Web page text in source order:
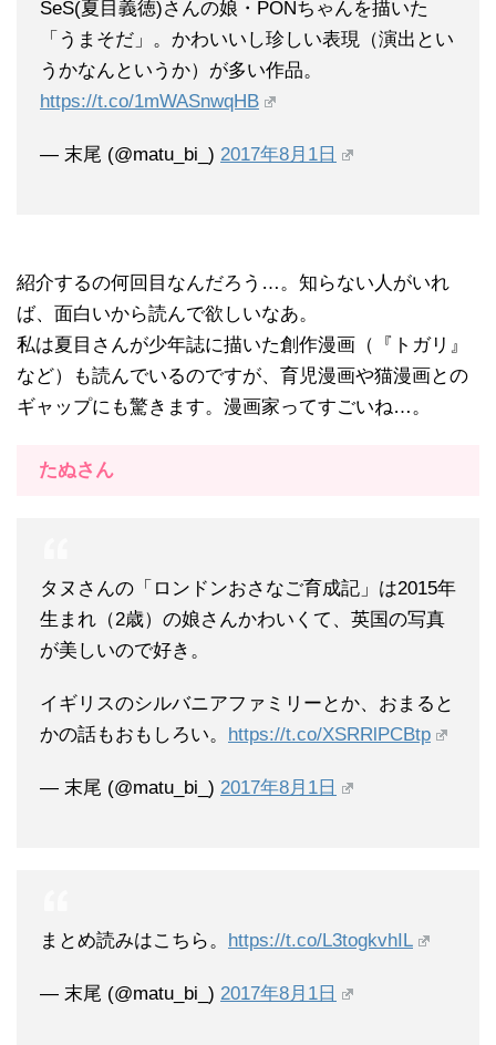
SeS(夏目義徳)さんの娘・PONちゃんを描いた
「うまそだ」。かわいいし珍しい表現（演出とい
うかなんというか）が多い作品。
https://t.co/1mWASnwqHB
— 末尾 (@matu_bi_) 2017年8月1日
紹介するの何回目なんだろう…。知らない人がいれ
ば、面白いから読んで欲しいなあ。
私は夏目さんが少年誌に描いた創作漫画（『トガリ』
など）も読んでいるのですが、育児漫画や猫漫画との
ギャップにも驚きます。漫画家ってすごいね…。
たぬさん
タヌさんの「ロンドンおさなご育成記」は2015年
生まれ（2歳）の娘さんかわいくて、英国の写真
が美しいので好き。
イギリスのシルバニアファミリーとか、おまると
かの話もおもしろい。 https://t.co/XSRRlPCBtp
— 末尾 (@matu_bi_) 2017年8月1日
まとめ読みはこちら。 https://t.co/L3togkvhIL
— 末尾 (@matu_bi_) 2017年8月1日